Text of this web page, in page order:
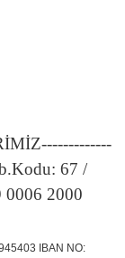
67 /
0006 2000
IBAN NO: